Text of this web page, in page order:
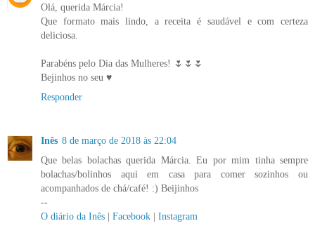
Olá, querida Márcia!
Que formato mais lindo, a receita é saudável e com certeza
deliciosa.
Parabéns pelo Dia das Mulheres! 🌷🌷🌷
Bejinhos no seu ♥
Responder
Inês 8 de março de 2018 às 22:04
Que belas bolachas querida Márcia. Eu por mim tinha sempre
bolachas/bolinhos aqui em casa para comer sozinhos ou
acompanhados de chá/café! :) Beijinhos
--
O diário da Inês | Facebook | Instagram